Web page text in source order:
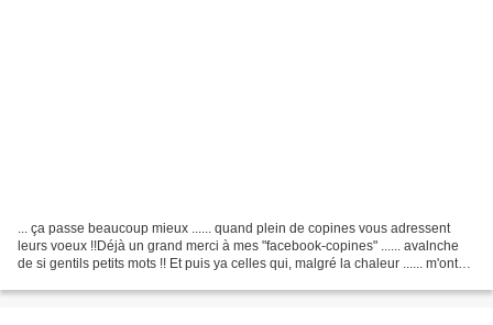
... ça passe beaucoup mieux ...... quand plein de copines vous adressent
leurs voeux !!Déjà un grand merci à mes "facebook-copines" ...... avalnche
de si gentils petits mots !! Et puis ya celles qui, malgré la chaleur ...... m'ont